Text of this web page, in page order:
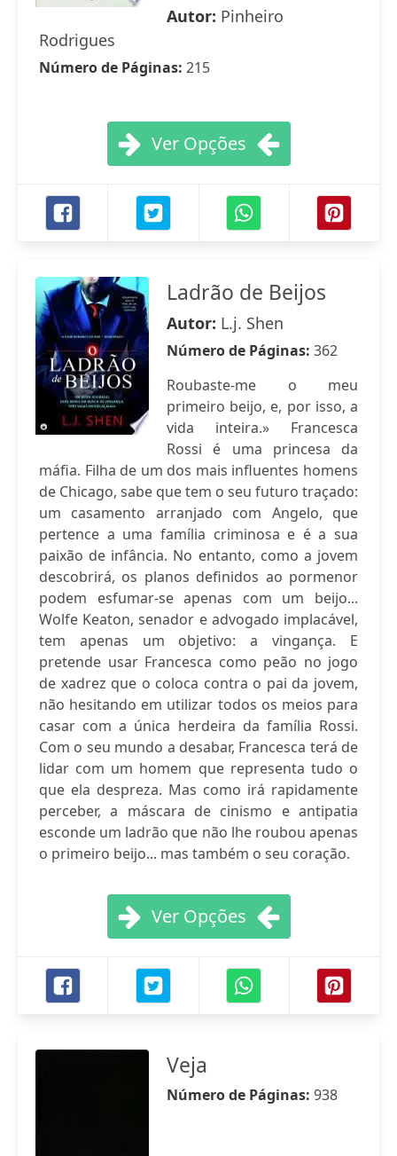
Autor: Pinheiro
Rodrigues
Número de Páginas: 215
Ver Opções
Ladrão de Beijos
Autor: L.j. Shen
Número de Páginas: 362
Roubaste-me o meu
primeiro beijo, e, por isso, a
vida inteira.» Francesca
Rossi é uma princesa da
máfia. Filha de um dos mais influentes homens
de Chicago, sabe que tem o seu futuro traçado:
um casamento arranjado com Angelo, que
pertence a uma família criminosa e é a sua
paixão de infância. No entanto, como a jovem
descobrirá, os planos definidos ao pormenor
podem esfumar-se apenas com um beijo...
Wolfe Keaton, senador e advogado implacável,
tem apenas um objetivo: a vingança. E
pretende usar Francesca como peão no jogo
de xadrez que o coloca contra o pai da jovem,
não hesitando em utilizar todos os meios para
casar com a única herdeira da família Rossi.
Com o seu mundo a desabar, Francesca terá de
lidar com um homem que representa tudo o
que ela despreza. Mas como irá rapidamente
perceber, a máscara de cinismo e antipatia
esconde um ladrão que não lhe roubou apenas
o primeiro beijo... mas também o seu coração.
Ver Opções
Veja
Número de Páginas: 938